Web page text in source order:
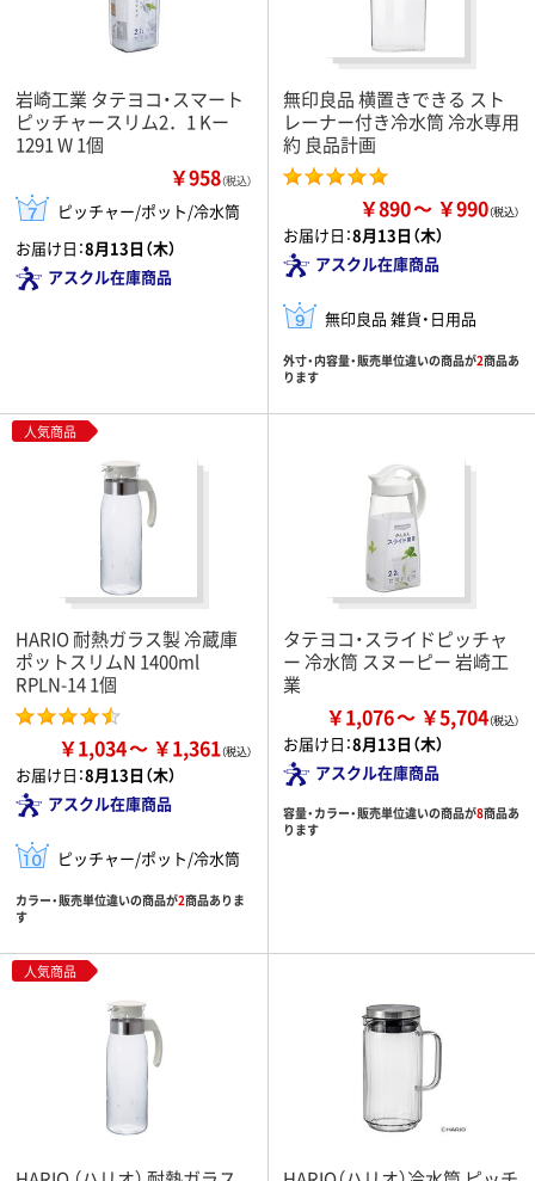
岩崎工業 タテヨコ・スマート
ピッチャースリム2．1 Kー
1291 W 1個
￥958（税込）
ピッチャー/ポット/冷水筒
お届け日：8月13日（木）
アスクル在庫商品
無印良品 横置きできる スト
レーナー付き冷水筒 冷水専用
約 良品計画
￥890 ￥990
お届け日：8月13日（木）
アスクル在庫商品
無印良品 雑貨・日用品
外寸・内容量・販売単位違いの商品が2商品あ
ります
人気商品
HARIO 耐熱ガラス製 冷蔵庫
ポットスリムN 1400ml
RPLN-14 1個
￥1,034 ￥1,361
お届け日：8月13日（木）
アスクル在庫商品
ピッチャー/ポット/冷水筒
カラー・販売単位違いの商品が2商品ありま
す
タテヨコ・スライドピッチャ
ー 冷水筒 スヌーピー 岩崎工
業
￥1,076 ￥5,704
お届け日：8月13日（木）
アスクル在庫商品
容量・カラー・販売単位違いの商品が8商品あ
ります
人気商品